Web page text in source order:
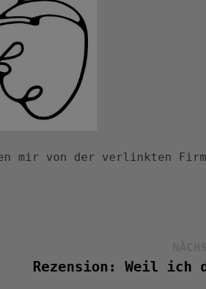
mir von der verlinkten
Rezension: Weil ich